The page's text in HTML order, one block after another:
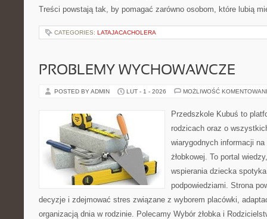
Treści powstają tak, by pomagać zarówno osobom, które lubią
CATEGORIES: LATAJACACHOLERA
PROBLEMY WYCHOWAWCZE
POSTED BY ADMIN LUT - 1 - 2026 MOŻLIWOŚĆ
Przedszkole Kubuś to
rodzicach oraz o
wiarygodnych informacji
żłobkowej. To portal
wspierania dziecka
podpowiedziami. Strona
decyzje i zdejmować stres związane z wyborem placówki,
organizacją dnia w rodzinie. Polecamy Wybór żłobka i